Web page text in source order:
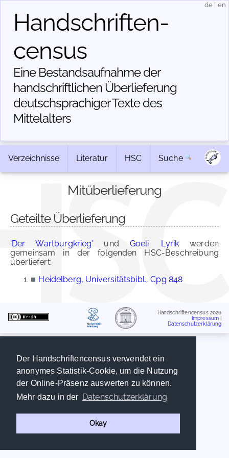
Der Handschriftencensus verwendet ein
anonymes Statistik-Cookie, um die Nutzung
der Online-Präsenz auswerten zu können.
Mehr dazu in der Datenschutzerklärung
Okay
Handschriften­
census
Eine Bestandsaufnahme der
handschriftlichen Über­lieferung
deutschsprachiger Texte des
Mittelalters
de en
Verzeichnisse Literatur HSC Suche
Mitüberlieferung
Geteilte Überlieferung
'Der Wartburgkrieg' und Goeli: Lyrik werden
gemeinsam in der folgenden HSC-Beschreibung
überliefert:
■ Heidelberg, Universitätsbibl., Cpg 848
Handschriftencensus 2026
Impressum
Datenschutzerklärung